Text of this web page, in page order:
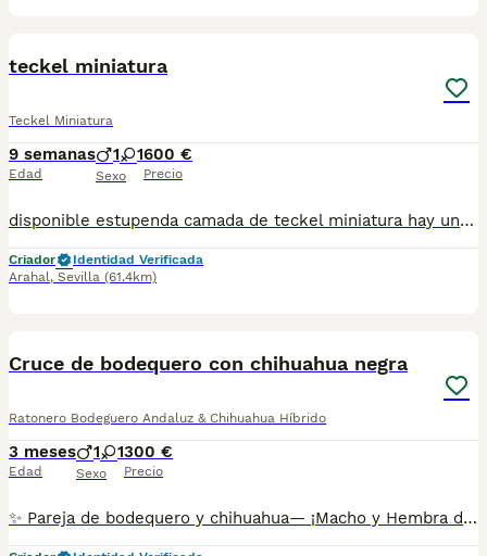
teckel miniatura
Teckel Miniatura
9 semanas
Edad
1 1
Sexo
600 €
Precio
disponible estupenda camada de teckel miniatura hay una hembra y un macho disponible color ciervo de los mas exclusivo en esta raza estan vacunados desparasitado y con la cartilla del veterinario hacemos envio a toda españa con posibilidad de contrarembolso llamanos y te informamos cachorros criado en ambiente familiar todos nuestros cachorros van con contrato
Criador
Identidad Verificada
Arahal, Sevilla (61.4km)
Cruce de bodequero con chihuahua negra
Ratonero Bodeguero Andaluz & Chihuahua Híbrido
3 meses
Edad
1 1
Sexo
300 €
Precio
✨ Pareja de bodequero y chihuahua— ¡Macho y Hembra disponibles! Somos un centro canino pequeño priorizamos el amor a el tema económico.Por eso lo más importante es encontrar casa a nuestros bebés que le den el amor que nosotros les damos . Ofrecemos una preciosa pareja de cachorros Pomerania enano, listos para encontrar su hogar ideal: ❣️Somos un centro canino pequeño priorizamos el amor a el tema económico.Por eso lo más importante es encontrar casa a nuestros bebés que le den el amor que nosotros les damos .El testimonio de nuestros clientes nos avalan.❣️ 🐶 Macho — color Merle 🐶 Hembra — color negro y blanco Se entregan con 2 meses de edad, con todo en regla: ✅ Vacunados y desparasitados 🩺 Revisión veterinaria grabada en vídeo antes de la entrega 🔖 Microchip no incluido en el precio 70€ más 📦 No enviamos recogida en Córdoba 💰 IVA incluido en el precio Cachorros sanos, mimados y con todo el papeleo al día. Criados con amor y mucho cuidado para que lleguen perfectos a su nuevo hogar. ¡No dejes escapar esta oportunidad! 📩 Escríbenos y te informamos sin compromiso. Web:💻 valhallaanimal.com